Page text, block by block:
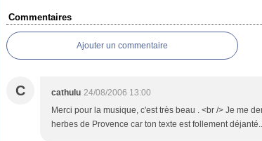
Commentaires
Ajouter un commentaire
C cathulu 24/08/2006 13:00
Merci pour la musique, c'est très beau . <br /> Je me
herbes de Provence car ton texte est follement